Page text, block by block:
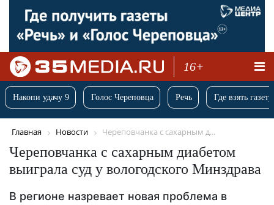
16+
Накопи удачу 9 Голос Череповца Речь Где взять
Главная Новости Череповчанка с сахарным д...
Череповчанка с сахарным диабетом
выиграла суд у вологодского Минздрава
В регионе назревает новая проблема в